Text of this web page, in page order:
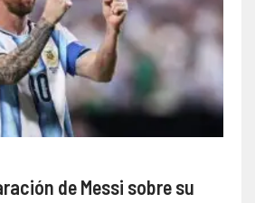
de Messi sobre su